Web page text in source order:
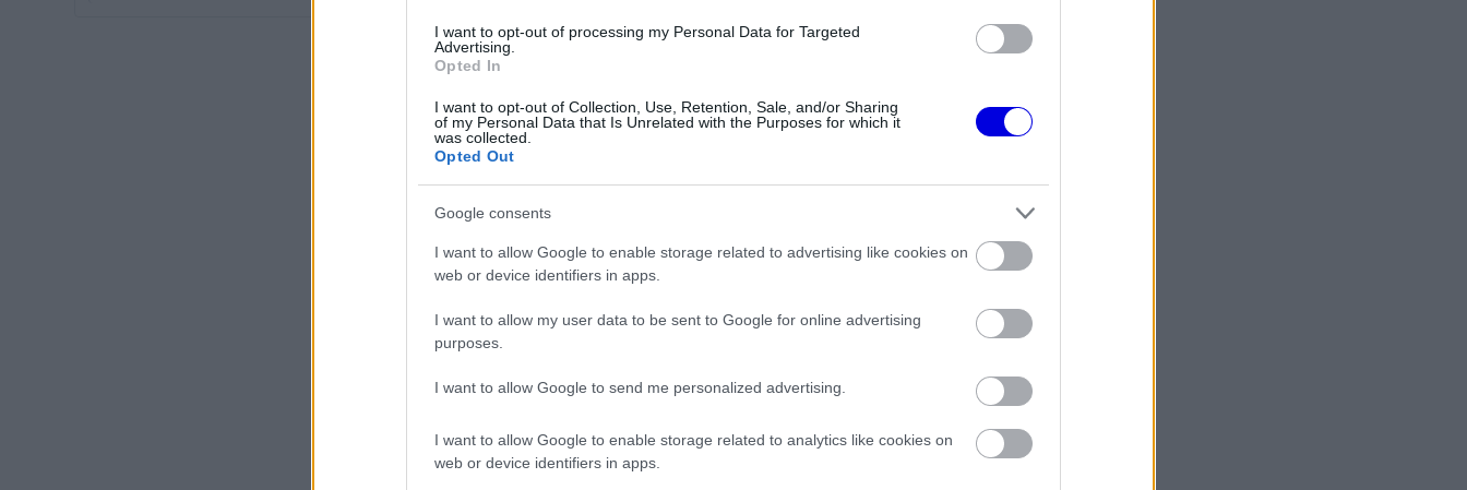
I want to opt-out of processing my Personal Data for Targeted
Advertising.
Opted In
I want to opt-out of Collection, Use, Retention, Sale, and/or Sharing
of my Personal Data that Is Unrelated with the Purposes for which it
was collected.
Opted Out
Google consents
I want to allow Google to enable storage related to advertising like cookies on
web or device identifiers in apps.
I want to allow my user data to be sent to Google for online advertising
purposes.
I want to allow Google to send me personalized advertising.
I want to allow Google to enable storage related to analytics like cookies on
web or device identifiers in apps.